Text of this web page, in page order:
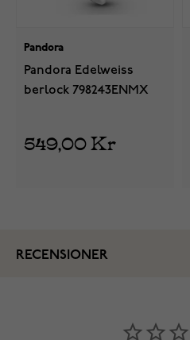
Pandora
Pandora Edelweiss
berlock 798243ENMX
549,00 Kr
RECENSIONER